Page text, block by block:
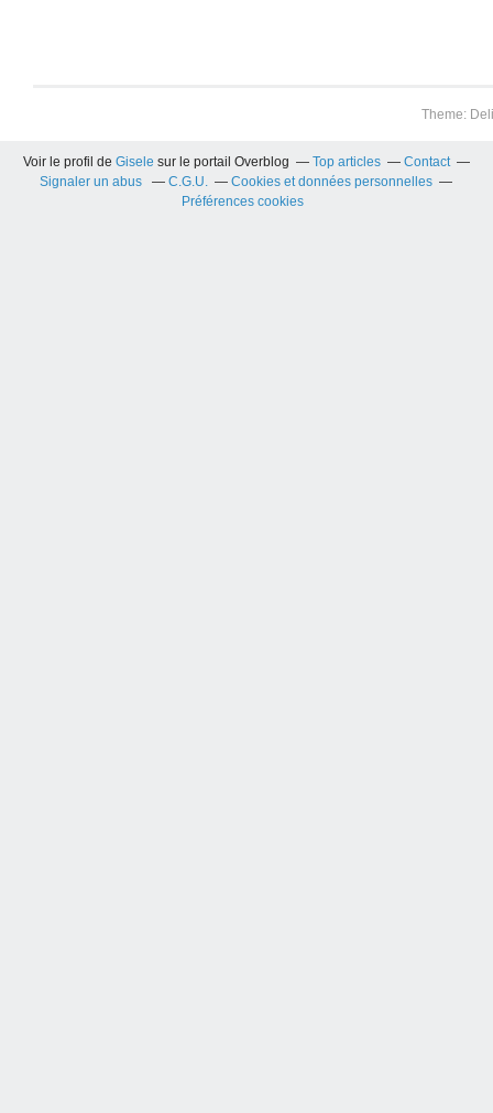
Theme:
Voir le profil de Gisele sur le portail Overblog Top articles
Contact
Signaler un abus
C.G.U.
Cookies et données personnelles
Préférences cookies